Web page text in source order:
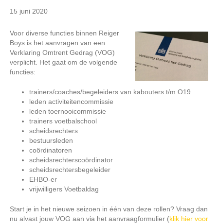
15 juni 2020
Voor diverse functies binnen Reiger
Boys is het aanvragen van een
Verklaring Omtrent Gedrag (VOG)
verplicht. Het gaat om de volgende
functies:
trainers/coaches/begeleiders van kabouters t/m O19
leden activiteitencommissie
leden toernooicommissie
trainers voetbalschool
scheidsrechters
bestuursleden
coördinatoren
scheidsrechterscoördinator
scheidsrechtersbegeleider
EHBO-er
vrijwilligers Voetbaldag
Start je in het nieuwe seizoen in één van deze rollen? Vraag dan
nu alvast jouw VOG aan via het aanvraagformulier (klik hier voor